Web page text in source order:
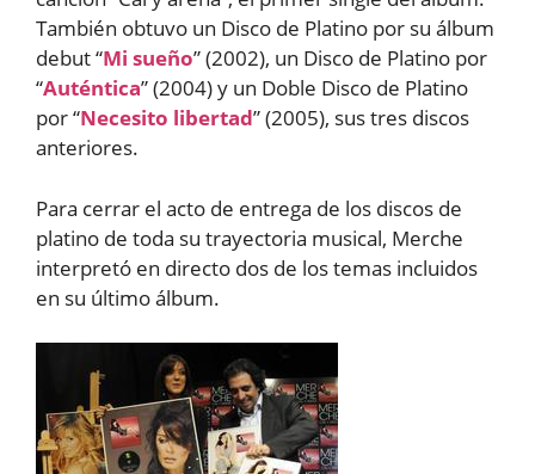
También obtuvo un Disco de Platino por su álbum
debut “Mi sueño” (2002), un Disco de Platino por
“Auténtica” (2004) y un Doble Disco de Platino
por “Necesito libertad” (2005), sus tres discos
anteriores.
Para cerrar el acto de entrega de los discos de
platino de toda su trayectoria musical, Merche
interpretó en directo dos de los temas incluidos
en su último álbum.